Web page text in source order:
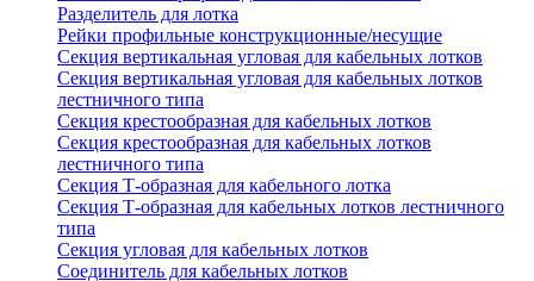
Разделитель для лотка
Рейки профильные конструкционные/несущие
Секция вертикальная угловая для кабельных лотков
Секция вертикальная угловая для кабельных лотков
лестничного типа
Секция крестообразная для кабельных лотков
Секция крестообразная для кабельных лотков
лестничного типа
Секция Т-образная для кабельного лотка
Секция Т-образная для кабельных лотков лестничного
типа
Секция угловая для кабельных лотков
Соединитель для кабельных лотков